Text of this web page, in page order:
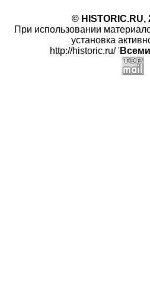
© HISTORIC.RU,
При использовании
установка
http://historic.ru/ '